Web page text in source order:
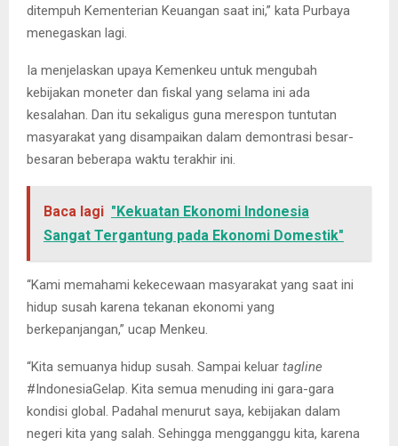
ditempuh Kementerian Keuangan saat ini,” kata Purbaya
menegaskan lagi.
Ia menjelaskan upaya Kemenkeu untuk mengubah
kebijakan moneter dan fiskal yang selama ini ada
kesalahan. Dan itu sekaligus guna merespon tuntutan
masyarakat yang disampaikan dalam demontrasi besar-
besaran beberapa waktu terakhir ini.
Baca lagi "Kekuatan Ekonomi Indonesia
Sangat Tergantung pada Ekonomi Domestik"
“Kami memahami kekecewaan masyarakat yang saat ini
hidup susah karena tekanan ekonomi yang
berkepanjangan,” ucap Menkeu.
“Kita semuanya hidup susah. Sampai keluar tagline
#IndonesiaGelap. Kita semua menuding ini gara-gara
kondisi global. Padahal menurut saya, kebijakan dalam
negeri kita yang salah. Sehingga mengganggu kita, karena